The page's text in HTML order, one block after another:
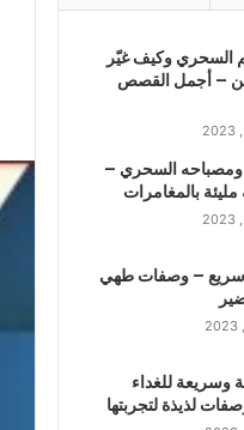
السحري وكيف غيّر
– أجمل القصص
ومصباحه السحري –
بالمغامرات
– وصفات طهي
وسريعة للغداء
لذيذة لتجربتها